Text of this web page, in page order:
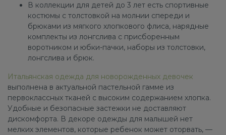
В коллекции для детей до 3 лет есть спортивные
костюмы с толстовкой на молнии спереди и
брюками из мягкого хлопкового флиса, нарядные
комплекты из лонгслива с присборенным
воротником и юбки-пачки, наборы из толстовки,
лонгслива и брюк.
Итальянская одежда для новорожденных девочек
выполнена в актуальной пастельной гамме из
первоклассных тканей с высоким содержанием хлопка.
Удобные и безопасные застежки не доставляют
дискомфорта. В декоре одежды для малышей нет
мелких элементов, которые ребенок может оторвать, —